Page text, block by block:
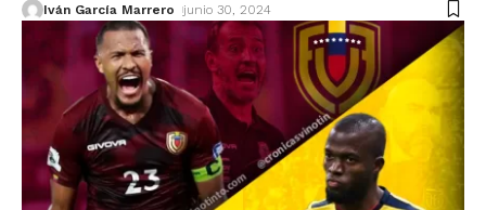
Iván García Marrero junio 30, 2024